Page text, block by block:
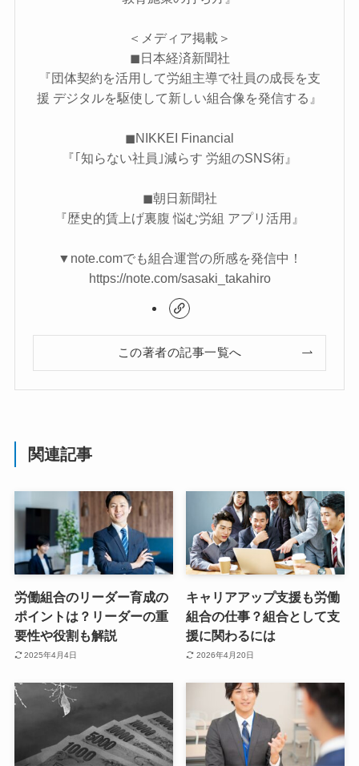
＜メディア掲載＞
◼︎日本経済新聞社
『​​​​団体契約を活用して労組主導で社員の成長を支
援 デジタルを駆使して新しい組合像を発信する』
◼︎NIKKEI Financial
『｢知らない社員｣減らす 労組のSNS術』
◼︎朝日新聞社
『歴史的賃上げ裏腹 悩む労組 アプリ活用』
▼note.comでも組合運営の所感を発信中！
https://note.com/sasaki_takahiro
この著者の記事一覧へ
関連記事
労働組合のリーダー育成の
ポイントは？リーダーの重
要性や役割も解説
2025年4月4日
キャリアアップ支援も労働
組合の仕事？組合として支
援に関わるには
2026年4月20日